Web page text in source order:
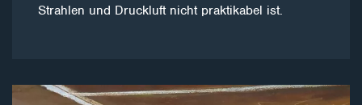
Strahlen und Druckluft nicht praktikabel ist.